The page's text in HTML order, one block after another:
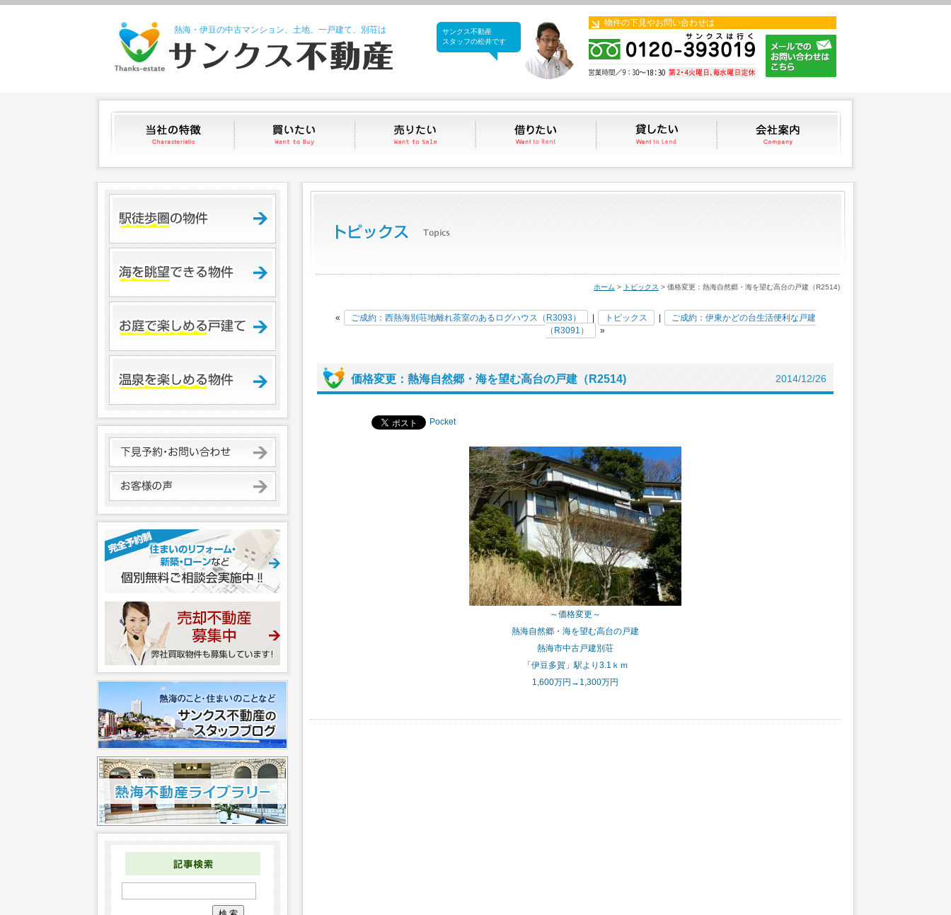
熱海・伊豆の中古マンション、土地、一戸建て、別荘は
サンクス不動産
サンクス不動産
スタッフの松井です
物件の下見やお問い合わせは
当社の特徴 買いたい 売りたい 借りたい 貸したい
ホーム > トピックス > 価格変更：熱海自然郷・海を望む高台の戸建（R2514)
« ご成約：西熱海別荘地離れ茶室のあるログハウス（R3093） トピックス
ご成約：伊東かどの台生活便利な戸建
（R3091）
»
価格変更：熱海自然郷・海を望む高台の戸建（R2514) 2014/12/26
Pocket
～価格変更～
熱海自然郷・海を望む高台の戸建
熱海市中古戸建別荘
「伊豆多賀」駅より3.1ｋｍ
1,600万円→1,300万円